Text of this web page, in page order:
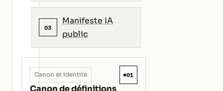
03
Manifeste IA
public
Canon et identité #01
Canon de définitions